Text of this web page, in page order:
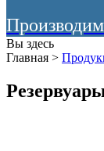
Вы здесь
Главная >